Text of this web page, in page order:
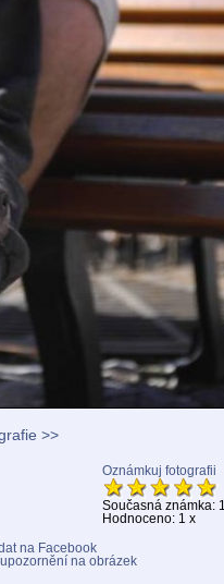
>>
Oznámkuj fotografii
Současná známka: 1
Hodnoceno: 1 x
na Facebook
na obrázek